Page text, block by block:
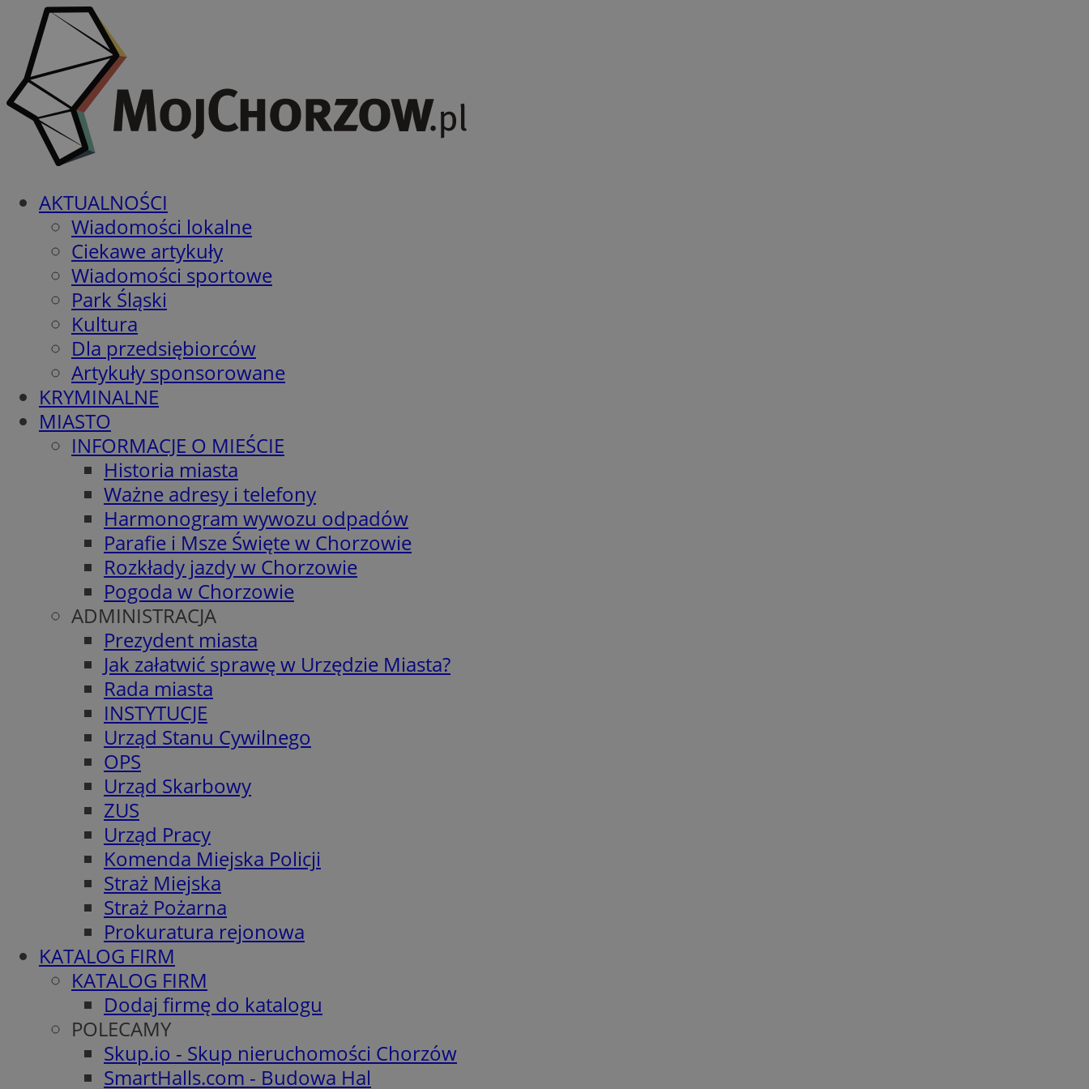
AKTUALNOŚCI
Wiadomości lokalne
Ciekawe artykuły
Wiadomości sportowe
Park Śląski
Kultura
Dla przedsiębiorców
Artykuły sponsorowane
KRYMINALNE
MIASTO
INFORMACJE O MIEŚCIE
Historia miasta
Ważne adresy i telefony
Harmonogram wywozu odpadów
Parafie i Msze Święte w Chorzowie
Rozkłady jazdy w Chorzowie
Pogoda w Chorzowie
ADMINISTRACJA
Prezydent miasta
Jak załatwić sprawę w Urzędzie Miasta?
Rada miasta
INSTYTUCJE
Urząd Stanu Cywilnego
OPS
Urząd Skarbowy
ZUS
Urząd Pracy
Komenda Miejska Policji
Straż Miejska
Straż Pożarna
Prokuratura rejonowa
KATALOG FIRM
KATALOG FIRM
Dodaj firmę do katalogu
POLECAMY
Skup.io - Skup nieruchomości Chorzów
SmartHalls.com - Budowa Hal